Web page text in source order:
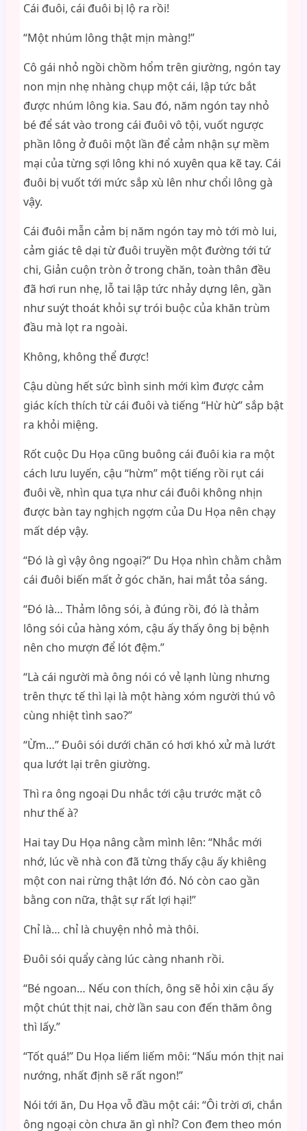
Cái đuôi, cái đuôi bị lộ ra rồi!
“Một nhúm lông thật mịn màng!”
Cô gái nhỏ ngồi chồm hổm trên giường, ngón tay
non mịn nhẹ nhàng chụp một cái, lập tức bắt
được nhúm lông kia. Sau đó, năm ngón tay nhỏ
bé để sát vào trong cái đuôi vô tội, vuốt ngược
phần lông ở đuôi một lần để cảm nhận sự mềm
mại của từng sợi lông khi nó xuyên qua kẽ tay. Cái
đuôi bị vuốt tới mức sắp xù lên như chổi lông gà
vậy.
Cái đuôi mẫn cảm bị năm ngón tay mò tới mò lui,
cảm giác tê dại từ đuôi truyền một đường tới tứ
chi, Giản cuộn tròn ở trong chăn, toàn thân đều
đã hơi run nhẹ, lỗ tai lập tức nhảy dựng lên, gần
như suýt thoát khỏi sự trói buộc của khăn trùm
đầu mà lọt ra ngoài.
Không, không thể được!
Cậu dùng hết sức bình sinh mới kìm được cảm
giác kích thích từ cái đuôi và tiếng “Hừ hừ” sắp bật
ra khỏi miệng.
Rốt cuộc Du Họa cũng buông cái đuôi kia ra một
cách lưu luyến, cậu “hừm” một tiếng rồi rụt cái
đuôi về, nhìn qua tựa như cái đuôi không nhịn
được bàn tay nghịch ngợm của Du Họa nên chạy
mất dép vậy.
“Đó là gì vậy ông ngoại?” Du Họa nhìn chằm chằm
cái đuôi biến mất ở góc chăn, hai mắt tỏa sáng.
“Đó là… Thảm lông sói, à đúng rồi, đó là thảm
lông sói của hàng xóm, cậu ấy thấy ông bị bệnh
nên cho mượn để lót đệm.”
“Là cái người mà ông nói có vẻ lạnh lùng nhưng
trên thực tế thì lại là một hàng xóm người thú vô
cùng nhiệt tình sao?”
“Ừm…” Đuôi sói dưới chăn có hơi khó xử mà lướt
qua lướt lại trên giường.
Thì ra ông ngoại Du nhắc tới cậu trước mặt cô
như thế à?
Hai tay Du Họa nâng cằm mình lên: “Nhắc mới
nhớ, lúc về nhà con đã từng thấy cậu ấy khiêng
một con nai rừng thật lớn đó. Nó còn cao gần
bằng con nữa, thật sự rất lợi hại!”
Chỉ là… chỉ là chuyện nhỏ mà thôi.
Đuôi sói quẩy càng lúc càng nhanh rồi.
“Bé ngoan… Nếu con thích, ông sẽ hỏi xin cậu ấy
một chút thịt nai, chờ lần sau con đến thăm ông
thì lấy.”
“Tốt quá!” Du Họa liếm liếm môi: “Nấu món thịt nai
nướng, nhất định sẽ rất ngon!”
Nói tới ăn, Du Họa vỗ đầu một cái: “Ôi trời ơi, chắn
ông ngoại còn chưa ăn gì nhỉ? Con đem theo món